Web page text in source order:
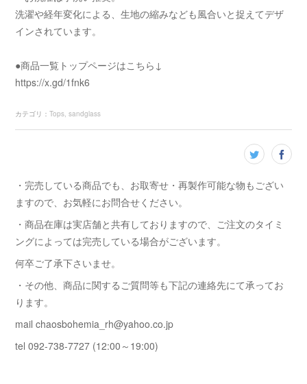
洗濯や経年変化による、生地の縮みなども風合いと捉えてデザ
インされています。
●商品一覧トップページはこちら↓
https://x.gd/1fnk6
カテゴリ ：Tops sandglass
・完売している商品でも、お取寄せ・再製作可能な物もござい
ますので、お気軽にお問合せください。
・商品在庫は実店舗と共有しておりますので、ご注文のタイミ
ングによっては完売している場合がございます。
何卒ご了承下さいませ。
・その他、商品に関するご質問等も下記の連絡先にて承ってお
ります。
mail chaosbohemia_rh@yahoo.co.jp
tel 092-738-7727 (12:00～19:00)